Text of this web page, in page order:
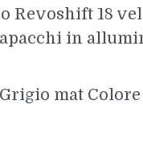
Revoshift 18
in
mat